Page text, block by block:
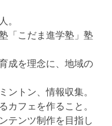
。
「こだま進学塾」塾
成を理念に、地域の
ントン、情報収集。
カフェを作ること。
テンツ制作を目指し